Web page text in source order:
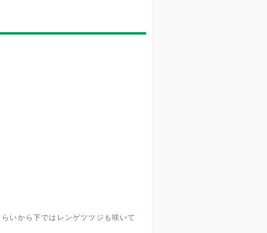
いから下ではレンゲツツジも咲いて